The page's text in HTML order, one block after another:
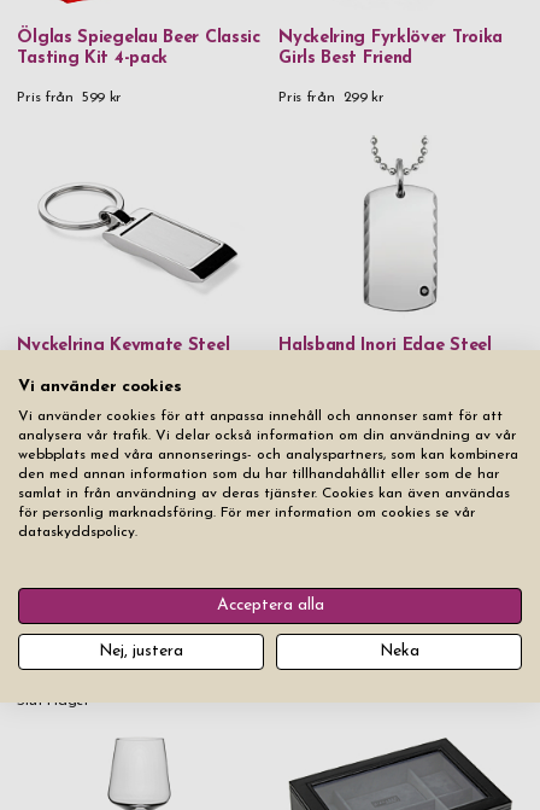
Ölglas Spiegelau Beer Classic
Tasting Kit 4-pack
Pris från 599 kr
Nyckelring Fyrklöver Troika
Girls Best Friend
Pris från 299 kr
Nyckelring Keymate Steel
Pris från 269 kr
Halsband Inori Edge Steel
Multiverktyg Victorinox
Spartan Wood
Slut i lager
Whiskyglas Nachtmann
Sculpture 36 cl 4-pack
Vi använder cookies
Vi använder cookies för att anpassa innehåll och annonser samt för att
analysera vår trafik. Vi delar också information om din användning av vår
webbplats med våra annonserings- och analyspartners, som kan kombinera
den med annan information som du har tillhandahållit eller som de har
samlat in från användning av deras tjänster. Cookies kan även användas
för personlig marknadsföring. För mer information om cookies se vår
dataskyddspolicy.
Acceptera alla
Nej, justera Neka